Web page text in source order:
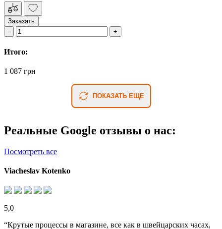
Заказать
Итого:
1 087 грн
ПОКАЗАТЬ ЕЩЕ
Реальные Google отзывы о нас:
Посмотреть все
Viacheslav Kotenko
5,0
“Крутые процессы в магазине, все как в швейцарских часах,